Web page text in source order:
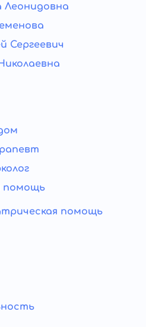
Леонидовна
Сергеевич
помощь
помощь